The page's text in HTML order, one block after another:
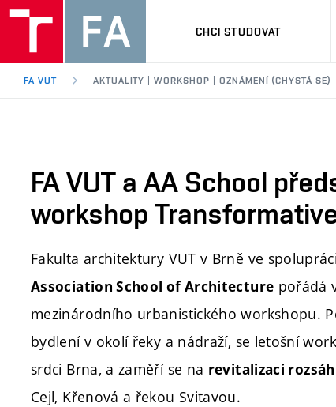
CHCI STUDOVAT
FA VUT AKTUALITY | WORKSHOP | OZNÁMENÍ (CHYSTÁ SE)
FA VUT a AA School
workshop
Fakulta architektury VUT v Brně ve
Association School of Architecture pořádá
mezinárodního urbanistického workshopu.
bydlení v okolí řeky a nádraží, se letošní
srdci Brna, a zaměří se na revitalizaci
Cejl, Křenová a řekou Svitavou.